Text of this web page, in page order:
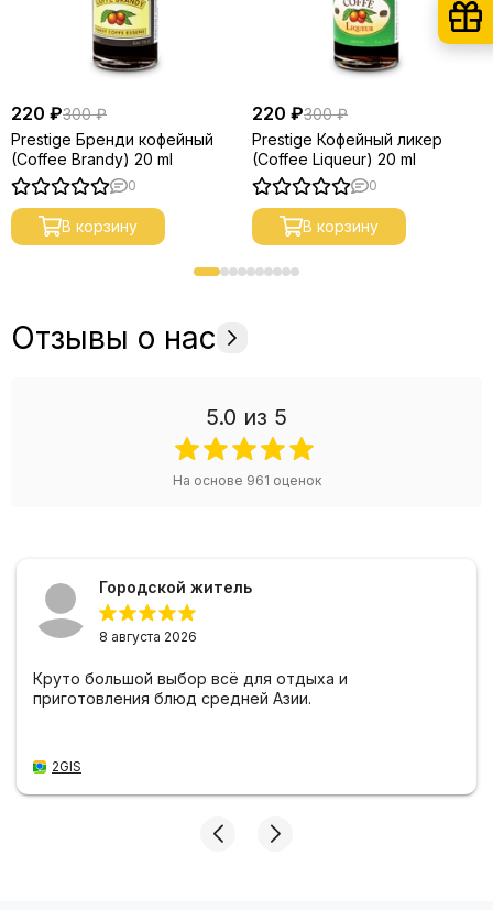
220 ₽300 ₽
Prestige Бренди кофейный
(Coffee Brandy) 20 ml
0
В корзину
220 ₽300 ₽
Prestige Кофейный ликер
(Coffee Liqueur) 20 ml
0
В корзину
Отзывы о нас
5.0 из 5
На основе 961 оценок
Городской житель
8 августа 2026
Круто большой выбор всё для отдыха и
приготовления блюд средней Азии.
2GIS